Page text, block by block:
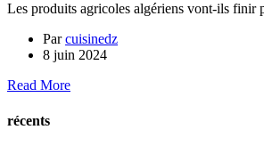
Les produits agricoles algériens vont-ils finir
Parcuisinedz
8 juin 2024
Read More
récents